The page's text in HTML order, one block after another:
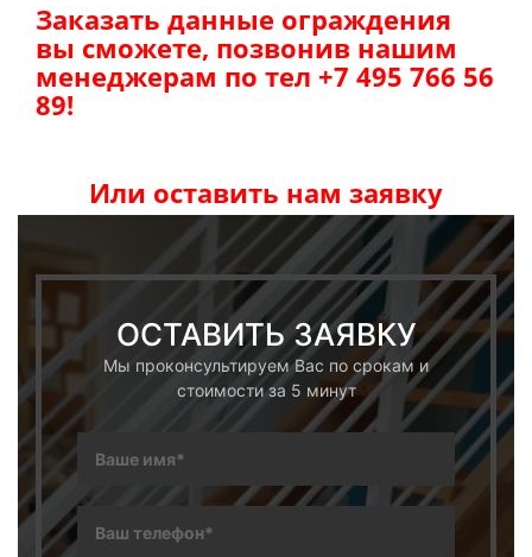
Заказать данные ограждения
вы сможете, позвонив нашим
менеджерам по тел +7 495 766 56
89!
Или оставить нам заявку
ОСТАВИТЬ ЗАЯВКУ
Мы проконсультируем Вас по срокам и
стоимости за 5 минут